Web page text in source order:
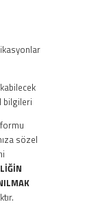
bilgileri
formu
sözel